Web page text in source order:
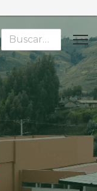
Buscar